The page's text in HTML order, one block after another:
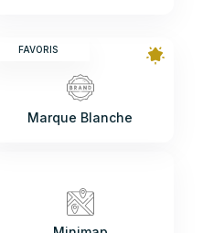
FAVORIS
Marque Blanche